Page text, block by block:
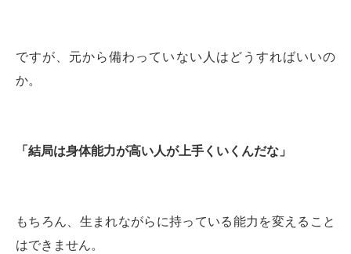
ですが、元から備わっていない人はどうすればいいの
か。
「結局は身体能力が高い人が上手くいくんだな」
もちろん、生まれながらに持っている能力を変えること
はできません。